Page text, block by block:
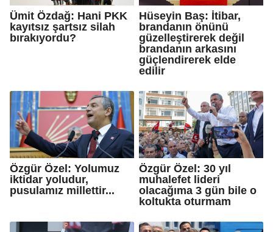
Ümit Özdağ: Hani PKK
kayıtsız şartsız silah
bırakıyordu?
Hüseyin Baş: İtibar,
brandanın önünü
güzelleştirerek değil
brandanın arkasını
güçlendirerek elde
edilir
Özgür Özel: Yolumuz
iktidar yoludur,
pusulamız millettir...
Özgür Özel: 30 yıl
muhalefet lideri
olacağıma 3 gün bile o
koltukta oturmam